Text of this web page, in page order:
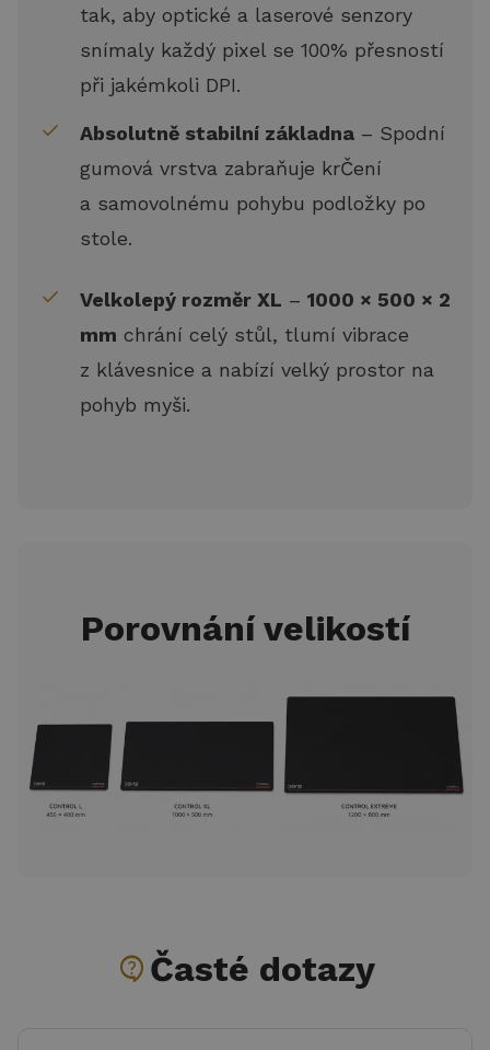
tak, aby optické a laserové senzory
snímaly každý pixel se 100% přesností
při jakémkoli DPI.
Absolutně stabilní základna – Spodní
gumová vrstva zabraňuje krČení
a samovolnému pohybu podložky po
stole.
Velkolepý rozměr XL – 1000 × 500 × 2
mm chrání celý stůl, tlumí vibrace
z klávesnice a nabízí velký prostor na
pohyb myši.
Porovnání velikostí
contact_supportČasté dotazy